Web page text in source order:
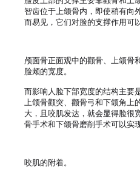
智齿位于上颌骨内，即使稍有向
而易见，它们对脸的支撑作用可
颅面骨正面观中的颧骨、上颌骨
脸颊的宽度。
而影响人脸下部宽度的结构主要
上颌骨颧突、颧骨弓和下颌角
大，且咬肌发达，就会显得脸很
骨手术和下颌骨磨削手术可以实
咬肌的附着。